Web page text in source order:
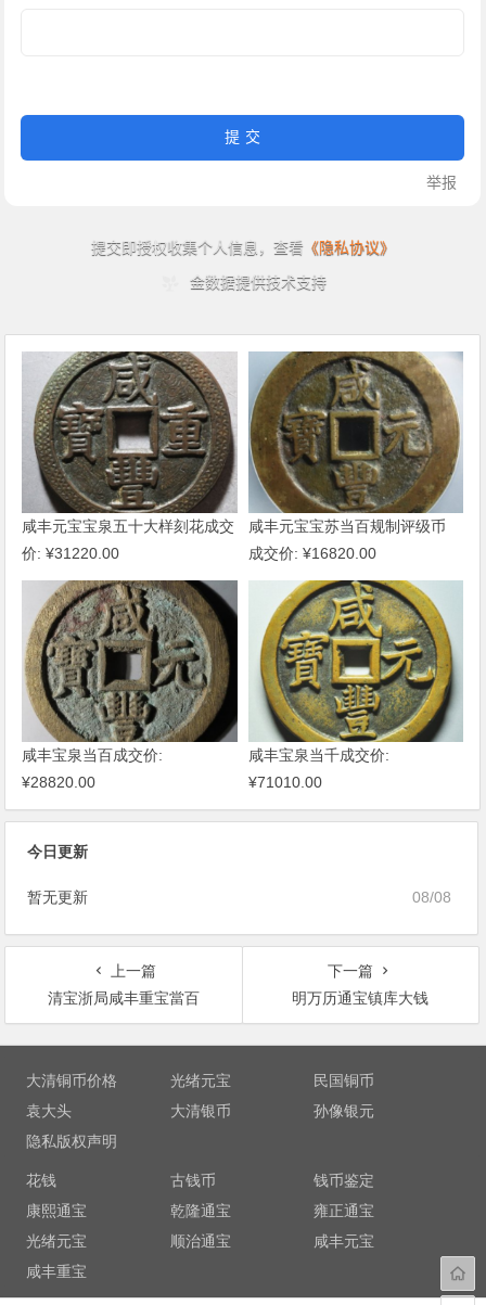
咸丰元宝宝泉五十大样刻花成交
价: ¥31220.00
咸丰元宝宝苏当百规制评级币
成交价: ¥16820.00
咸丰宝泉当百成交价:
¥28820.00
咸丰宝泉当千成交价:
¥71010.00
今日更新
08/08
暂无更新
上一篇
清宝浙局咸丰重宝當百
下一篇
明万历通宝镇库大钱
文
大清铜币价格 光绪元宝
民国铜币
袁大头
大清银币
孙像银元
隐私版权声明
花钱 古钱币
钱币鉴定
康熙通宝
乾隆通宝
雍正通宝
光绪元宝
顺治通宝
咸丰元宝
咸丰重宝